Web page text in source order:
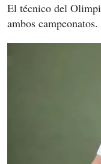
El técnico del
ambos campeonatos.